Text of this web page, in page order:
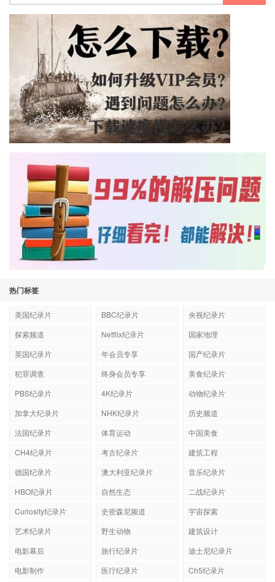
热门标签
美国纪录片 BBC纪录片
央视纪录片
探索频道
Netflix纪录片
国家地理
英国纪录片
年会员专享
国产纪录片
犯罪调查
终身会员专享
美食纪录片
PBS纪录片
4K纪录片
动物纪录片
加拿大纪录片
NHK纪录片
历史频道
法国纪录片
体育运动
中国美食
CH4纪录片
考古纪录片
建筑工程
德国纪录片
澳大利亚纪录片
音乐纪录片
HBO纪录片
自然生态
二战纪录片
Curiosity纪录片
史密森尼频道
宇宙探索
艺术纪录片
野生动物
建筑设计
电影幕后
旅行纪录片
迪士尼纪录片
电影制作
医疗纪录片
Ch5纪录片